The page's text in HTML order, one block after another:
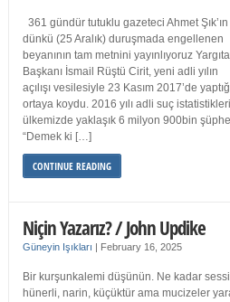
361 gündür tutuklu gazeteci Ahmet Şık’ın
dünkü (25 Aralık) duruşmada engellenen
beyanının tam metnini yayınlıyoruz
Başkanı İsmail Rüştü Cirit, yeni adli yılın
açılışı vesilesiyle 23 Kasım 2017’de
ortaya koydu. 2016 yılı adli suç
ülkemizde yaklaşık 6 milyon 900bin
“Demek ki […]
CONTINUE READING
Niçin Yazarız? / John Updike
Güneyin Işıkları | February 16, 2025
Bir kurşunkalemi düşünün. Ne kadar
hünerli, narin, küçüktür ama mucizeler